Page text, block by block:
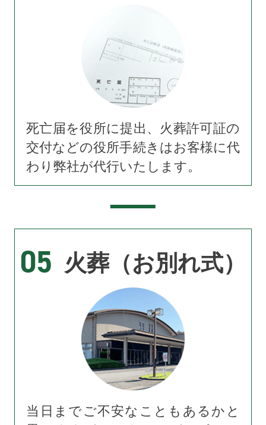
死亡届を役所に提出、火葬許可証の
交付などの役所手続きはお客様に代
わり弊社が代行いたします。
05 火葬（お別れ式）
当日までご不安なこともあるかと